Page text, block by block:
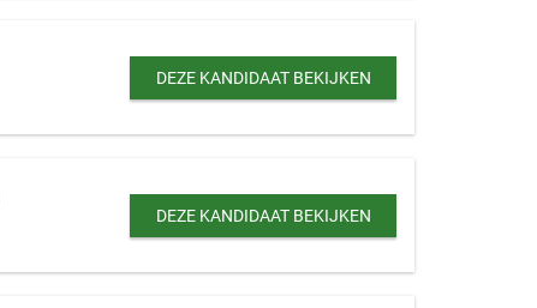
DEZE KANDIDAAT BEKIJKEN
DEZE KANDIDAAT BEKIJKEN